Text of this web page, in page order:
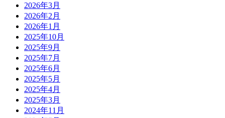
2026年3月
2026年2月
2026年1月
2025年10月
2025年9月
2025年7月
2025年6月
2025年5月
2025年4月
2025年3月
2024年11月